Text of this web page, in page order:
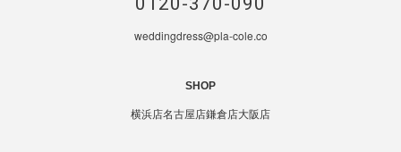
weddingdress@pla-cole.co
SHOP
横浜店名古屋店鎌倉店大阪店